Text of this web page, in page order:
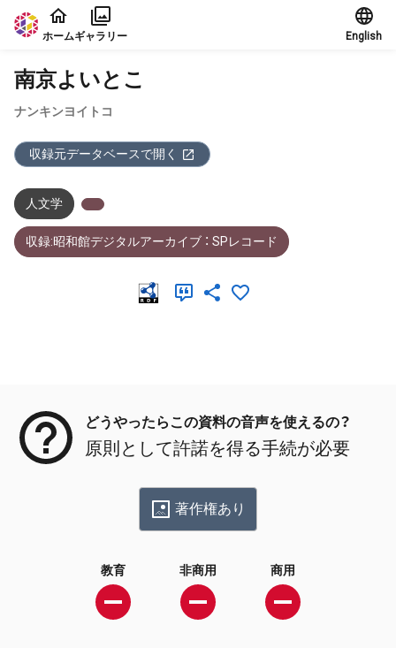
本文に飛ぶ
ホームギャラリー English
南京よいとこ
ナンキンヨイトコ
収録元データベースで開く
人文学
収録:昭和館デジタルアーカイブ ： SPレコード
どうやったらこの資料の音声を使えるの？
原則として許諾を得る手続が必要
著作権あり
教育 非商用 商用